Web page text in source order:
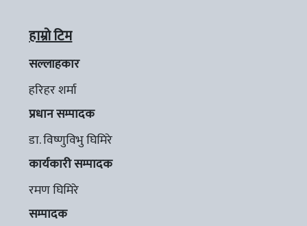
हाम्रो टिम
सल्लाहकार
हरिहर शर्मा
प्रधान सम्पादक
डा. विष्णुविभु घिमिरे
कार्यकारी सम्पादक
रमण घिमिरे
सम्पादक